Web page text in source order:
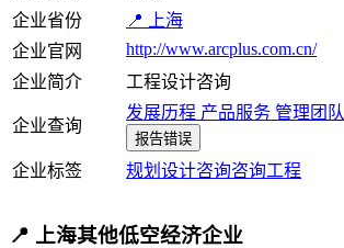
企业省份
📍 上海
企业官网
http://www.arcplus.com.cn/
企业简介
工程设计咨询
企业查询
发展历程 产品服务 管理团队
报告错误
企业标签 规划设计咨询咨询工程
📍 上海其他低空经济企业